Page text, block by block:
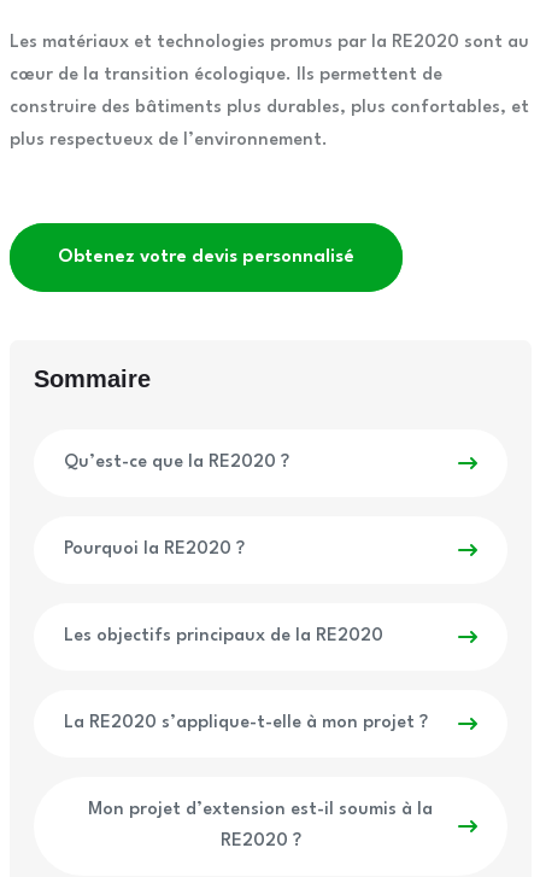
Les matériaux et technologies promus par la RE2020 sont au
cœur de la transition écologique. Ils permettent de
construire des bâtiments plus durables, plus confortables, et
plus respectueux de l’environnement.
Obtenez votre devis personnalisé
Sommaire
Qu’est-ce que la RE2020 ?
Pourquoi la RE2020 ?
Les objectifs principaux de la RE2020
La RE2020 s’applique-t-elle à mon projet ?
Mon projet d’extension est-il soumis à la
RE2020 ?